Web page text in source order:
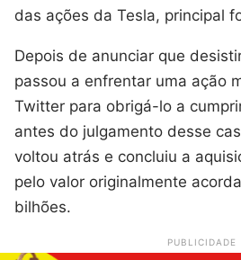
das ações da Tesla, principal
Depois de anunciar que
passou a enfrentar uma ação
Twitter para obrigá-lo a
antes do julgamento desse
voltou atrás e concluiu a
pelo valor originalmente
bilhões.
PUBLICIDADE